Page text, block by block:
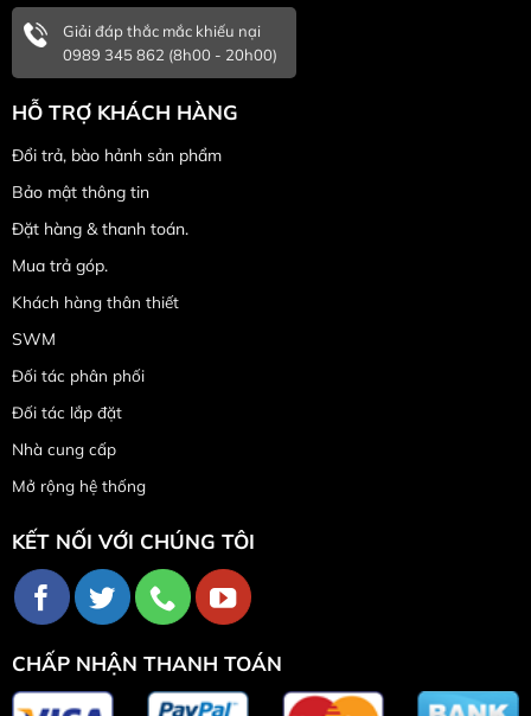
Giải đáp thắc mắc khiếu nại
0989 345 862 (8h00 - 20h00)
HỖ TRỢ KHÁCH HÀNG
Đổi trả, bào hảnh sản phẩm
Bảo mật thông tin
Đặt hàng & thanh toán.
Mua trả góp.
Khách hàng thân thiết
SWM
Đối tác phân phối
Đối tác lắp đặt
Nhà cung cấp
Mở rộng hệ thống
KẾT NỐI VỚI CHÚNG TÔI
CHẤP NHẬN THANH TOÁN